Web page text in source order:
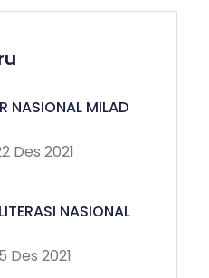
NASIONAL MILAD
Des 2021
NASIONAL
Des 2021